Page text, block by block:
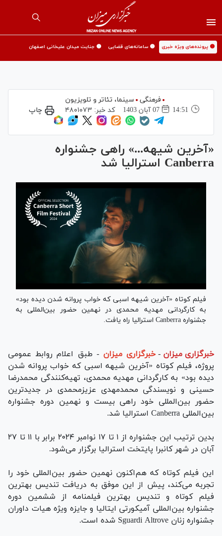
🟡 پرونده‌های ویژه خبری 🟡 سامانه‌های قضایی 🟡 جنایت میدان علیخانی اصفهان
فرهنگی
سینما،‌ تئاتر و تلویزیون
14:51
07 آبان 1403 کد خبر: ۴۸۰۱۰۷۳ چاپ
«آخرین شیهه...» راهی جشنواره
Canberra استرالیا شد
فیلم کوتاه «آخرین شیهه اسبی که خواب پروانه شدن دیده بود»
به کارگردانی مهدیه محمدی در نهمین حضور بین‌المللی به
جشنواره Canberra استرالیا راه یافت.
خبرگزاری میزان - خبرگزاری میزان - طبق اعلام روابط عمومی
پروژه، فیلم کوتاه «آخرین شیهه اسبی که خواب پروانه شدن
دیده بود» به کارگردانی مهدیه محمدی، تهیه‌کنندگی محمدرضا
حسینی و نویسندگی محمدمهدی عزیزمحمدی در جدیدترین
حضور بین‌المللی خود راهی بیست و نهمین دوره جشنواره
بین‌المللی Canberra استرالیا شد.
بدین ترتیب این جشنواره از ۱ تا ۱۷ نوامبر ۲۰۲۴ برابر با ۱۱ تا ۲۷
آبان در شهر کانبرا پایتخت استرالیا برگزار می‌شود.
این فیلم کوتاه که هم‌اکنون نهمین حضور بین‌المللی خود را
تجربه می‌کند، پیش از این موفق به دریافت تندیس بهترین
فیلم کوتاه و تندیس بهترین فیلمنامه از ششمین دوره
جشنواره بین‌المللی آمیکورتی ایتالیا و جایزه ویژه هیات داوران
جشنواره زنان Sguardi Altrove شده است.